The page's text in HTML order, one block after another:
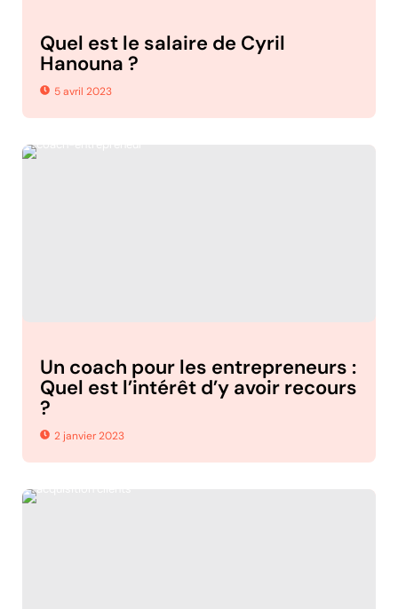
Quel est le salaire de Cyril
Hanouna ?
5 avril 2023
Un coach pour les entrepreneurs :
Quel est l’intérêt d’y avoir recours
?
2 janvier 2023